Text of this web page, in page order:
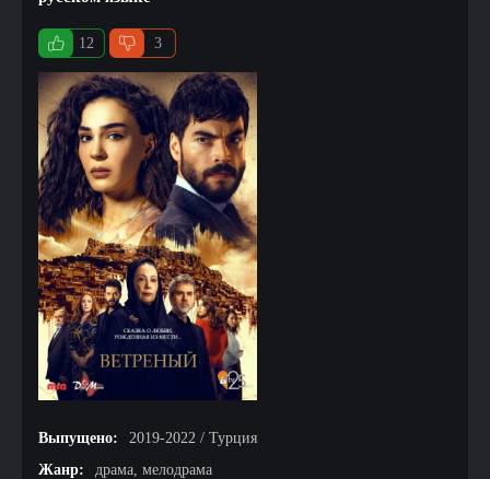
12 3
Выпущено:
2019-2022 / Турция
Жанр:
драма, мелодрама